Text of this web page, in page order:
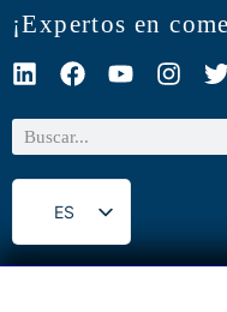
¡Expertos en
ES
EN